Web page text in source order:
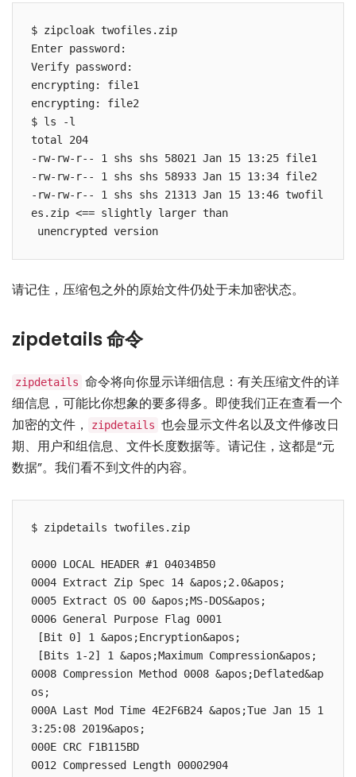
$ zipcloak twofiles.zip
Enter password:
Verify password:
encrypting: file1
encrypting: file2
$ ls -l
total 204
-rw-rw-r-- 1 shs shs 58021 Jan 15 13:25 file1
-rw-rw-r-- 1 shs shs 58933 Jan 15 13:34 file2
-rw-rw-r-- 1 shs shs 21313 Jan 15 13:46 twofil
es.zip <== slightly larger than
unencrypted version
请记住，压缩包之外的原始文件仍处于未加密状态。
zipdetails 命令
zipdetails 命令将向你显示详细信息：有关压缩文件的详
细信息，可能比你想象的要多得多。即使我们正在查看一个
加密的文件，
zipdetails 也会显示文件名以及文件修改日
期、用户和组信息、文件长度数据等。请记住，这都是“元
数据”。我们看不到文件的内容。
$ zipdetails twofiles.zip
0000 LOCAL HEADER #1 04034B50
0004 Extract Zip Spec 14 &apos;2.0&apos;
0005 Extract OS 00 &apos;MS-DOS&apos;
0006 General Purpose Flag 0001
0008 Compression Method 0008 &apos;Deflated&ap
os;
000A Last Mod Time 4E2F6B24 &apos;Tue Jan 15 1
3:25:08 2019&apos;
000E CRC F1B115BD
0012 Compressed Length 00002904